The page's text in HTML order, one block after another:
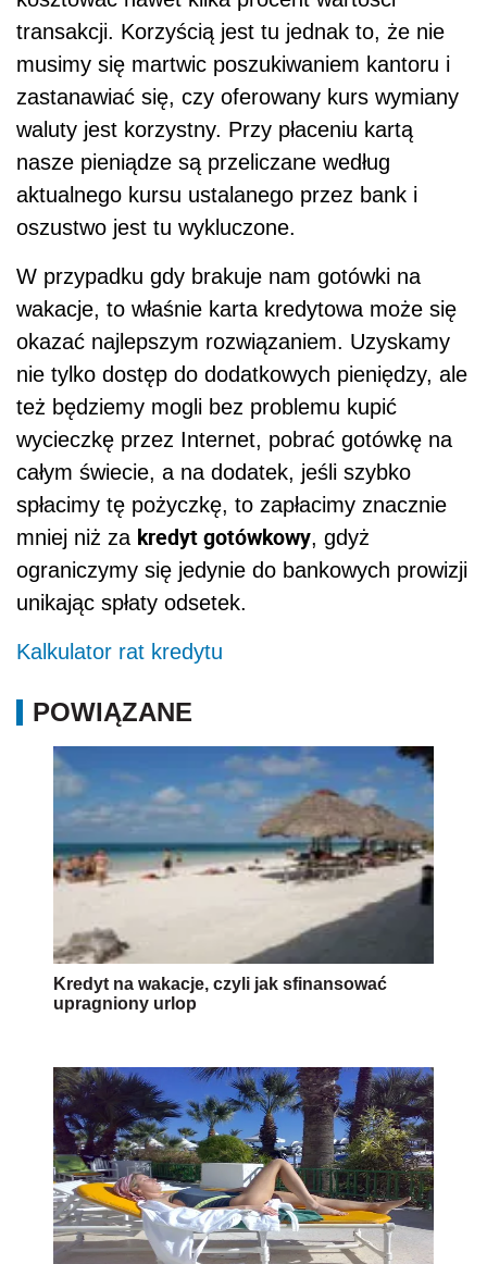
transakcji. Korzyścią jest tu jednak to, że nie
musimy się martwic poszukiwaniem kantoru i
zastanawiać się, czy oferowany kurs wymiany
waluty jest korzystny. Przy płaceniu kartą
nasze pieniądze są przeliczane według
aktualnego kursu ustalanego przez bank i
oszustwo jest tu wykluczone.
W przypadku gdy brakuje nam gotówki na
wakacje, to właśnie karta kredytowa może się
okazać najlepszym rozwiązaniem. Uzyskamy
nie tylko dostęp do dodatkowych pieniędzy, ale
też będziemy mogli bez problemu kupić
wycieczkę przez Internet, pobrać gotówkę na
całym świecie, a na dodatek, jeśli szybko
spłacimy tę pożyczkę, to zapłacimy znacznie
mniej niż za kredyt gotówkowy, gdyż
ograniczymy się jedynie do bankowych prowizji
unikając spłaty odsetek.
Kalkulator rat kredytu
POWIĄZANE
Kredyt na wakacje, czyli jak sfinansować
upragniony urlop